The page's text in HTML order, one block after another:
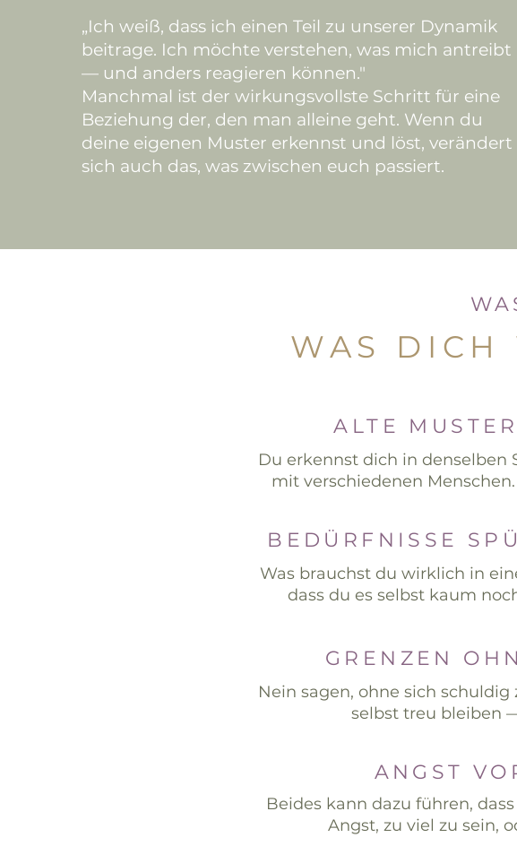
„Ich weiß, dass ich einen Teil zu unserer Dynamik
beitrage. Ich möchte verstehen, was mich antreibt
— und anders reagieren können."
Manchmal ist der wirkungsvollste Schritt für eine
Beziehung der, den man alleine geht. Wenn du
deine eigenen Muster erkennst und löst, verändert
sich auch das, was zwischen euch passiert.
WAS DICH
ALTE
Du erkennst dich in
mit verschiedenen
BEDÜRFNISSE
Was brauchst du wirklich in
dass du es selbst kaum
GRENZEN
Nein sagen, ohne sich
selbst treu bleiben
ANGST
Beides kann dazu führen,
Angst, zu viel zu sein,